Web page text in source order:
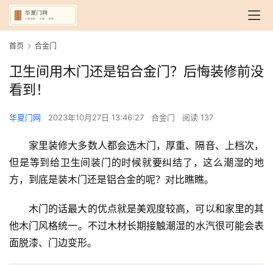
首页 合金门
卫生间用木门还是铝合金门？后悔装修前没
看到！
华夏门网 2023年10月27日 13:46:27 合金门 阅读 137
家里装修大多数人都会选木门，厚重、隔音、上档次，
但是等到给卫生间装门的时候就要纠结了，这么潮湿的地
方，到底是装木门还是铝合金的呢？对比瞧瞧。
木门的话最大的优点就是美观度较高，可以和家里的其
他木门风格统一。不过木材长期接触潮湿的水汽很可能会表
面脱漆、门边变形。